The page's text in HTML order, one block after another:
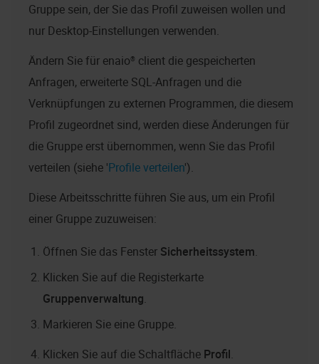
Gruppe sein, der Sie das Profil zuweisen wollen und
nur Desktop-Einstellungen verwenden.
Ändern Sie für enaio® client die gespeicherten
Anfragen, erweiterte SQL-Anfragen und die
Verknüpfungen zu externen Programmen, die diesem
Profil zugeordnet sind, werden diese Änderungen für
die Gruppe erst übernommen, wenn Sie das Profil
verteilen (siehe 'Profile verteilen').
Diese Arbeitsschritte führen Sie aus, um ein Profil
einer Gruppe zuzuweisen:
Öffnen Sie das Fenster Sicherheitssystem.
Klicken Sie auf die Registerkarte
Gruppenverwaltung.
Markieren Sie eine Gruppe.
Klicken Sie auf die Schaltfläche Profil.